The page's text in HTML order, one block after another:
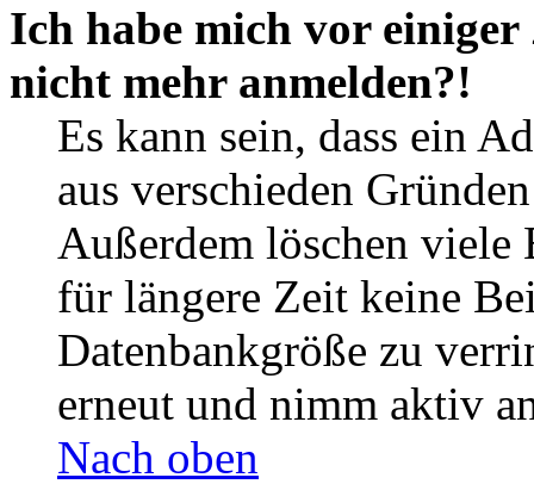
Ich habe mich vor
nicht mehr anmelden?!
Es kann sein, dass ein
aus verschieden
Außerdem löschen viele
für längere Zeit keine
Datenbankgröße zu
erneut und nimm aktiv
Nach oben